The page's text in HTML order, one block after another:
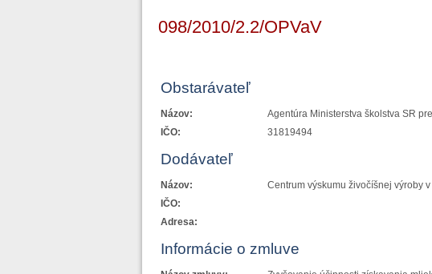
098/2010/2.2/OPVaV
Obstarávateľ
Názov:
Agentúra Ministerstva školstva SR
IČO:
31819494
Dodávateľ
Názov:
Centrum výskumu živočíšnej výroby v
IČO:
Adresa:
Informácie o zmluve